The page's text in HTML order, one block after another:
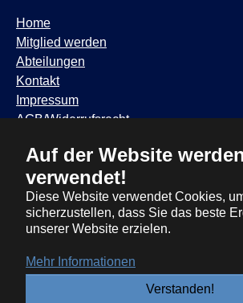
Auf der Website
verwendet!
Diese Website verwendet Cookies,
sicherzustellen, dass Sie das beste
unserer Website erzielen.
Mehr Informationen
Verstanden!
Home
Mitglied werden
Abteilungen
Kontakt
Impressum
AGB/Widerrufsrecht
TSV Trudering ∙ Feldbergstr. 65 ∙ 81825
089 / 6881317∙ info@tsvtrudering.de